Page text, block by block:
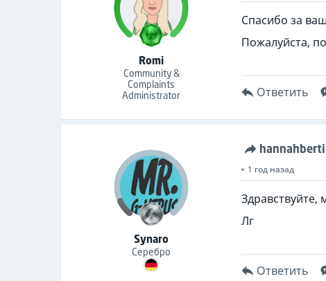
Romi
Community &
Complaints
Administrator
Спасибо за
Пожалуйста,
Ответить
Synaro
Серебро
1 год назад
Здравствуйте,
Лг
Ответить